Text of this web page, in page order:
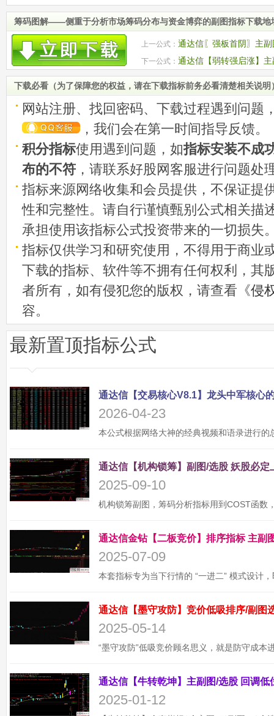
筹码图解——侧重于分析市场筹码分布与资金博弈的副图指标下载地
上一公式： 通达信〖强板首阴〗主
下一公式： 通达信【弱转强启涨】
源码
下载必看（为了保障您的权益，请在下载指标前务必看清楚相关说明
网站注册、找回密码、下载过程遇到问题
，我们会在第一时间指导反馈。
积分指标使用遇到问题，如指标安装不成
布的不符 ，请联系好股网客服进行问题处
指标来源网络收集和会员提供，不保证提
性和完整性。请自行谨慎甄别公式相关描
承担使用该指标公式投资带来的一切损失
指标仅供学习和研究使用，不得用于商业
下载的指标、软件等不拥有任何权利，其
者所有，如有侵犯您的版权，请查看《侵
容。
最新置顶指标公式
2026-04-23
2025-09-10
2025-07-09
2025-05-14
2025-01-12